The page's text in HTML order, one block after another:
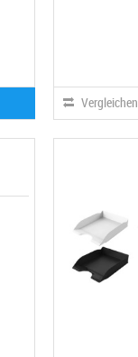
Vergleichen